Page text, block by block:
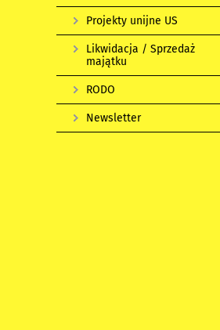
Projekty unijne US
Likwidacja / Sprzedaż
majątku
RODO
Newsletter